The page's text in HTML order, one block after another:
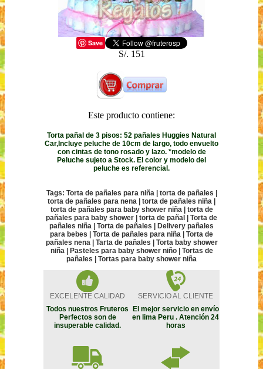
Save
S/. 151
Este producto contiene:
Torta pañal de 3 pisos: 52 pañales Huggies Natural
Car,Incluye peluche de 10cm de largo, todo envuelto
con cintas de tono rosado y lazo. *modelo de
Peluche sujeto a Stock. El color y modelo del
peluche es referencial.
Tags: Torta de pañales para niña | torta de pañales |
torta de pañales para nena | torta de pañales niña |
torta de pañales para baby shower niña | torta de
pañales para baby shower | torta de pañal | Torta de
pañales niña | Torta de pañales | Delivery pañales
para bebes | Torta de pañales para niña | Torta de
pañales nena | Tarta de pañales | Torta baby shower
niña | Pasteles para baby shower niño | Tortas de
pañales | Tortas para baby shower niña
EXCELENTE CALIDAD
SERVICIO AL CLIENTE
Todos nuestros Fruteros
Perfectos son de
insuperable calidad.
El mejor servicio en envío
en lima Peru . Atención 24
horas